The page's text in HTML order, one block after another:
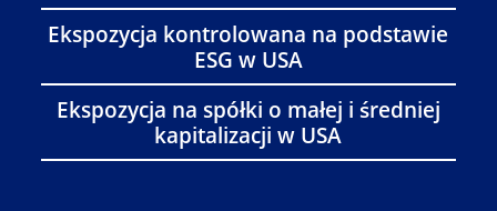
Ekspozycja kontrolowana na podstawie
ESG w USA
Ekspozycja na spółki o małej i średniej
kapitalizacji w USA